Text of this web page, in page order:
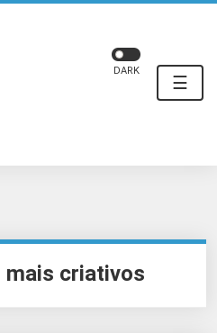
☰
DARK
mais criativos